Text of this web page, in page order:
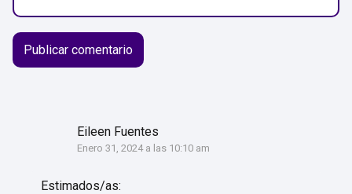
Eileen Fuentes
Enero 31, 2024 a las 10:10 am
Estimados/as: